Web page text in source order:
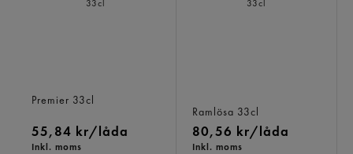
Premier 33cl
55,84 kr/låda
Inkl. moms
Ramlösa 33cl
80,56 kr/låda
Inkl. moms